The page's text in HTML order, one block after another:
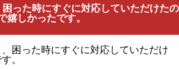
った時にすぐに対応していただけたの
嬉しかったです。
困った時にすぐに対応していただけ
。